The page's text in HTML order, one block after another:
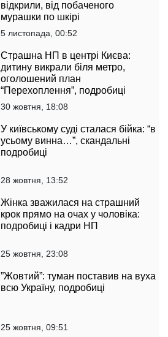
відкрили, від побаченого
мурашки по шкірі
5 листопада, 00:52
Страшна НП в центрі Києва:
дитину викрали біля метро,
оголошений план
“Перехоплення”, подробиці
30 жовтня, 18:08
У київському суді сталася бійка: “в
усьому винна…”, скандальні
подробиці
28 жовтня, 13:52
Жінка зважилася на страшний
крок прямо на очах у чоловіка:
подробиці і кадри НП
25 жовтня, 23:08
”Жовтий”: туман поставив на вуха
всю Україну, подробиці
25 жовтня, 09:51